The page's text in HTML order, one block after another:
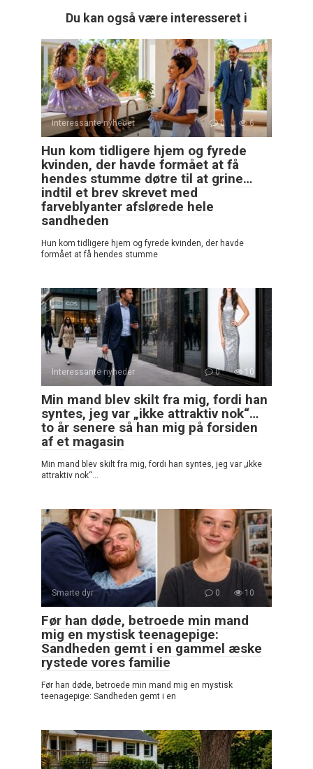
Du kan også være interesseret i
Interessante nyheder 0 6
Hun kom tidligere hjem og fyrede
kvinden, der havde formået at få
hendes stumme døtre til at grine…
indtil et brev skrevet med
farveblyanter afslørede hele
sandheden
Hun kom tidligere hjem og fyrede kvinden, der havde
formået at få hendes stumme
Interessante nyheder 0 10
Min mand blev skilt fra mig, fordi han
syntes, jeg var „ikke attraktiv nok“…
to år senere så han mig på forsiden
af et magasin
Min mand blev skilt fra mig, fordi han syntes, jeg var „ikke
attraktiv nok“…
Smarte dyr 0 10
Før han døde, betroede min mand
mig en mystisk teenagepige:
Sandheden gemt i en gammel æske
rystede vores familie
Før han døde, betroede min mand mig en mystisk
teenagepige: Sandheden gemt i en